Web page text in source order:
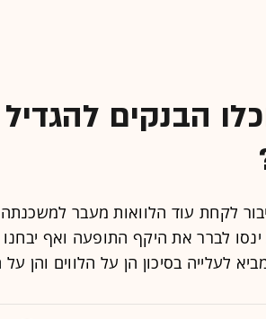
הבנקים
לקחת עוד הלוואות מעבר למשכנתה,
לברר את היקף התופעה ואף יבחנו
לעלייה בסיכון הן על הלווים והן